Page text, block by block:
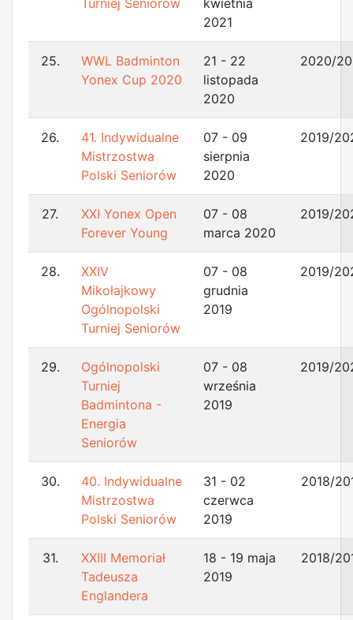
Turniej Seniorów
kwietnia
2021
25.
WWL Badminton
Yonex Cup 2020
21 - 22
listopada
2020
2020/
26.
41. Indywidualne
Mistrzostwa
Polski Seniorów
07 - 09
sierpnia
2020
2019/
27.
XXI Yonex Open
Forever Young
07 - 08
marca 2020
2019/
28.
XXIV
Mikołajkowy
Ogólnopolski
Turniej Seniorów
07 - 08
grudnia
2019
2019/
29.
Ogólnopolski
Turniej
Badmintona -
Energia
Seniorów
07 - 08
września
2019
2019/
30.
40. Indywidualne
Mistrzostwa
Polski Seniorów
31 - 02
czerwca
2019
2018/
31.
XXIII Memoriał
Tadeusza
Englandera
18 - 19 maja
2019
2018/